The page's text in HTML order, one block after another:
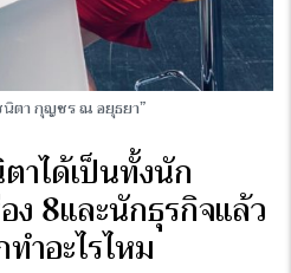
ตา กุญชร ณ อยุธยา”
ได้เป็นทั้งนัก
ง 8และนักธุรกิจแล้ว
ำอะไรไหม